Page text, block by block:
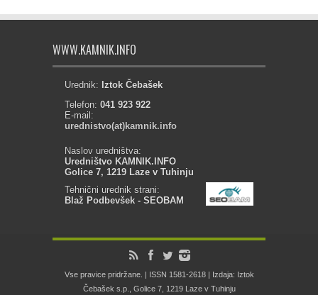
WWW.KAMNIK.INFO
Urednik: Iztok Čebašek
Telefon: 041 923 922
E-mail:
urednistvo(at)kamnik.info
Naslov uredništva:
Uredništvo KAMNIK.INFO
Golice 7, 1219 Laze v Tuhinju
Tehnični urednik strani:
Blaž Podbevšek - SEOBAM
Vse pravice pridržane. | ISSN 1581-2618 | Izdaja: Iztok
Čebašek s.p., Golice 7, 1219 Laze v Tuhinju